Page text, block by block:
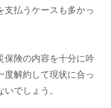
支払うケースも多かっ
保険の内容を十分に吟
解約して現状に合っ
でしょう。